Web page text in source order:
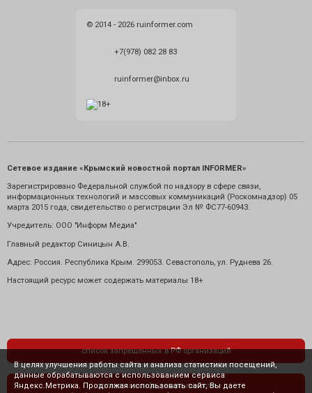
© 2014 - 2026 ruinformer.com
+7(978) 082 28 83
ruinformer@inbox.ru
Сетевое издание «Крымский новостной портал INFORMER»
Зарегистрировано Федеральной службой по надзору в сфере связи,
информационных технологий и массовых коммуникаций (Роскомнадзор) 05
марта 2015 года, свидетельство о регистрации Эл № ФС77-60943.
Учредитель: ООО "Информ Медиа"
Главный редактор Синицын А.В.
Адрес: Россия. Республика Крым. 299053. Севастополь, ул. Руднева 26.
Настоящий ресурс может содержать материалы 18+
список запрещенных в РФ организаций
политика конфиденциальности
В целях улучшения работы сайта и анализа статистики посещений,
данные обрабатываются с использованием сервиса
Яндекс.Метрика. Продолжая использовать сайт, Вы даете